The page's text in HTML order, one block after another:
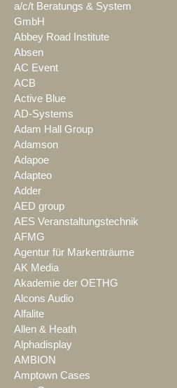
a/c/t Beratungs & System
GmbH
Abbey Road Institute
Absen
AC Event
ACB
Active Blue
AD-Systems
Adam Hall Group
Adamson
Adapoe
Adapteo
Adder
AED group
AES Veranstaltungstechnik
AFMG
Agentur für Markenträume
AK Media
Akademie der OETHG
Alcons Audio
Alfalite
Allen & Heath
Alphadisplay
AMBION
Amptown Cases